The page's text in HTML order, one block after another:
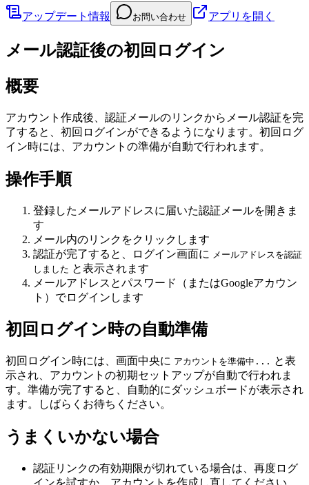
アップデート情報
お問い合わせ アプリを開く
メール認証後の初回ログイン
概要
アカウント作成後、認証メールのリンクからメール認証を完
了すると、初回ログインができるようになります。初回ログ
イン時には、アカウントの準備が自動で行われます。
操作手順
登録したメールアドレスに届いた認証メールを開きま
す
メール内のリンクをクリックします
認証が完了すると、ログイン画面に メールアドレスを認証
しました と表示されます
メールアドレスとパスワード（またはGoogleアカウン
ト）でログインします
初回ログイン時の自動準備
初回ログイン時には、画面中央に アカウントを準備中... と表
示され、アカウントの初期セットアップが自動で行われま
す。準備が完了すると、自動的にダッシュボードが表示され
ます。しばらくお待ちください。
うまくいかない場合
認証リンクの有効期限が切れている場合は、再度ログ